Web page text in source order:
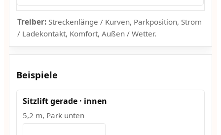
Treiber:Streckenlänge / Kurven, Parkposition, Strom
/ Ladekontakt, Komfort, Außen / Wetter.
Beispiele
Sitzlift gerade · innen
5,2 m, Park unten